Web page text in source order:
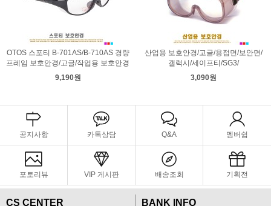
OTOS 스포티 B-701AS/B-710AS 경량
프레임 보호안경/고글/작업용 보호안경
9,190원
산업용 보호안경/고글/용접면/보안면/
갤럭시/세이프티/SG3/
3,090원
공지사항 카톡상담 Q&A 멤버쉽
포토리뷰 VIP 게시판 배송조회 기획전
CS CENTER BANK INFO